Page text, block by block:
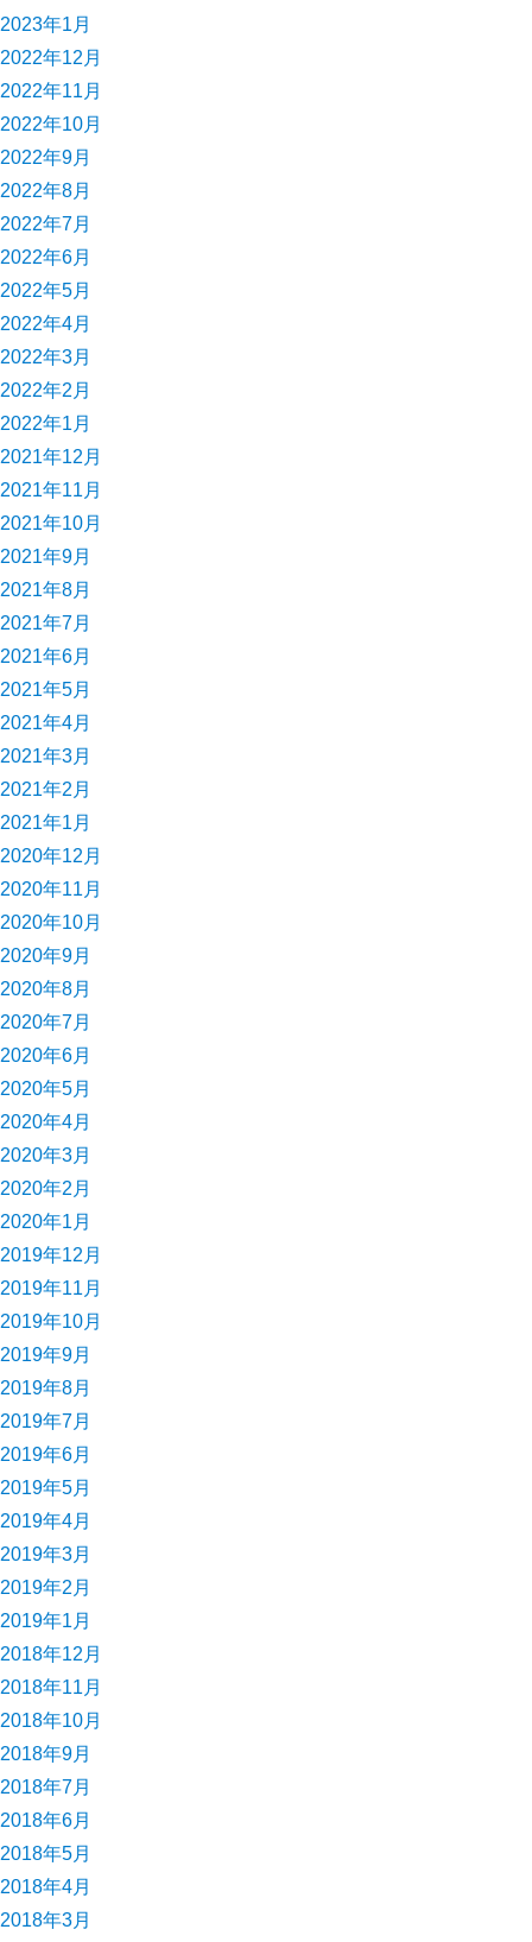
2023年1月
2022年12月
2022年11月
2022年10月
2022年9月
2022年8月
2022年7月
2022年6月
2022年5月
2022年4月
2022年3月
2022年2月
2022年1月
2021年12月
2021年11月
2021年10月
2021年9月
2021年8月
2021年7月
2021年6月
2021年5月
2021年4月
2021年3月
2021年2月
2021年1月
2020年12月
2020年11月
2020年10月
2020年9月
2020年8月
2020年7月
2020年6月
2020年5月
2020年4月
2020年3月
2020年2月
2020年1月
2019年12月
2019年11月
2019年10月
2019年9月
2019年8月
2019年7月
2019年6月
2019年5月
2019年4月
2019年3月
2019年2月
2019年1月
2018年12月
2018年11月
2018年10月
2018年9月
2018年7月
2018年6月
2018年5月
2018年4月
2018年3月